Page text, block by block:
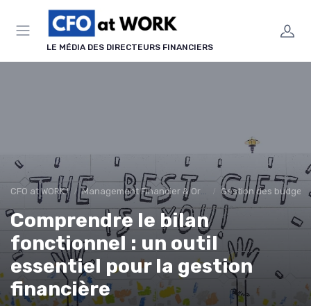
LE MÉDIA DES DIRECTEURS FINANCIERS
CFO at WORK ! Management Financier & Organisation Gestion des
Comprendre le bilan
fonctionnel : un outil
essentiel pour la gestion
financière
Panneau de gestion des cookies